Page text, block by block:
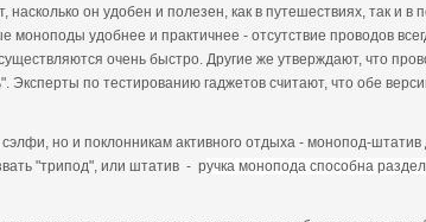
он удобен и полезен, как в путешествиях, так и
удобнее и практичнее - отсутствие проводов
очень быстро. Другие же утверждают, что
Эксперты по тестированию гаджетов считают, что обе
но и поклонникам активного отдыха - монопод-
"трипод", или штатив - ручка монопода способна